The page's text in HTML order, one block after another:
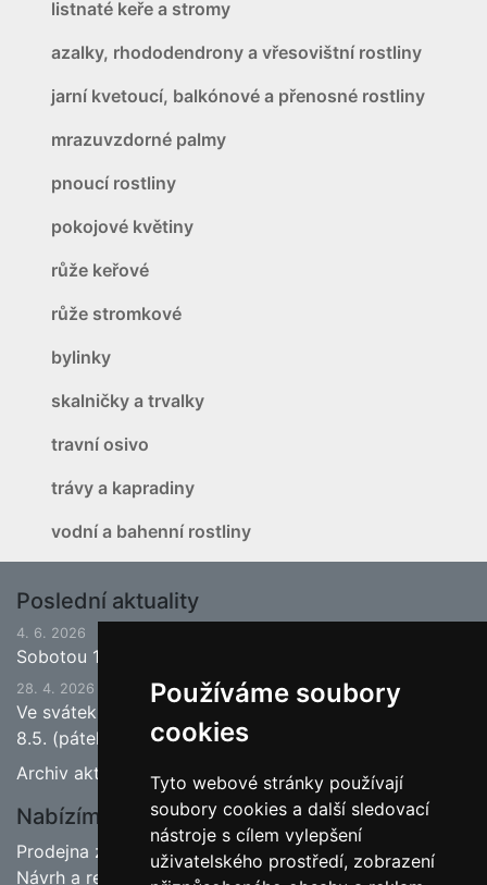
Používáme soubory
cookies
Tyto webové stránky používají
soubory cookies a další sledovací
nástroje s cílem vylepšení
uživatelského prostředí, zobrazení
listnaté keře a stromy
azalky, rhododendrony a vřesovištní rostliny
jarní kvetoucí, balkónové a přenosné rostliny
mrazuvzdorné palmy
pnoucí rostliny
pokojové květiny
růže keřové
růže stromkové
bylinky
skalničky a trvalky
travní osivo
trávy a kapradiny
vodní a bahenní rostliny
Poslední aktuality
4. 6. 2026
Sobotou 13.6.2026 bude ukončena jarní sezona.
28. 4. 2026
Ve svátek 1.5. (pátek) bude naše prodejna zavřena a
8.5. (pátek) bude otevřeno.
Archiv aktualit
Nabízíme
Prodejna zahradnictví
Návrh a realizace zahrad